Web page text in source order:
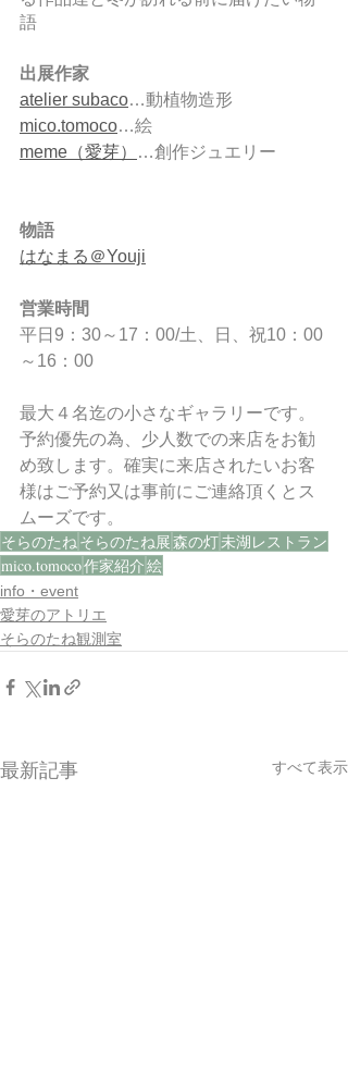
語
出展作家
atelier subaco…動植物造形
mico.tomoco…絵
meme（愛芽）
…創作ジュエリー
物語
はなまる＠Youji
営業時間
平日9：30～17：00/土、日、祝10：00
～16：00
最大４名迄の小さなギャラリーです。
予約優先の為、少人数での来店をお勧
め致します。確実に来店されたいお客
様はご予約又は事前にご連絡頂くとス
ムーズです。
そらのたね そらのたね展森の灯未湖レストラン
mico.tomoco作家紹介絵
info・event
愛芽のアトリエ
そらのたね観測室
最新記事 すべて表示